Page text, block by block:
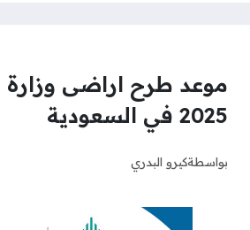
موعد طرح اراضى وزارة
2025 في السعودية
بواسطةكيرو البدري